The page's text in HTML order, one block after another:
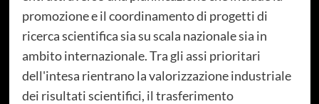
promozione e il coordinamento di progetti di
ricerca scientifica sia su scala nazionale sia in
ambito internazionale. Tra gli assi prioritari
dell'intesa rientrano la valorizzazione industriale
dei risultati scientifici, il trasferimento